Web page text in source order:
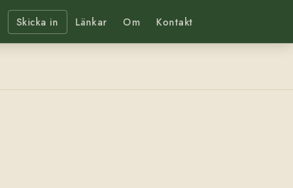
Skicka in Länkar Om Kontakt